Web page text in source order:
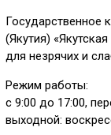
Государственное
(Якутия)
для незрячих и
Режим работы:
с 9:00 до 17:00,
выходной: